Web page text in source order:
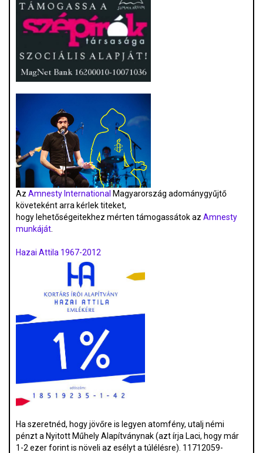
Az Amnesty International Magyarország adománygyűjtő
követeként arra kérlek titeket,
hogy lehetőségeitekhez mérten támogassátok az Amnesty
munkáját
Hazai Attila 1967-2012
Ha szeretnéd, hogy jövőre is legyen atomfény, utalj némi
pénzt a Nyitott Műhely Alapítványnak (azt írja Laci, hogy már
1-2 ezer forint is növeli az esélyt a túlélésre). 11712059-